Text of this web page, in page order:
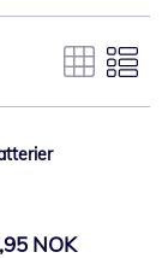
NOK